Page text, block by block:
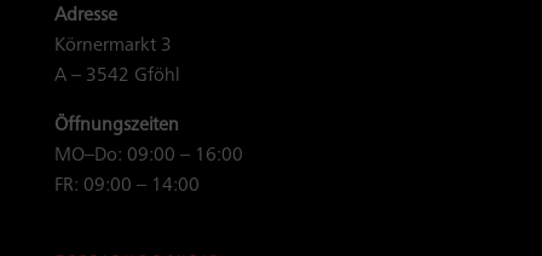
Adresse
Körnermarkt 3
A – 3542 Gföhl
Öffnungszeiten
MO–Do: 09:00 – 16:00
FR: 09:00 – 14:00